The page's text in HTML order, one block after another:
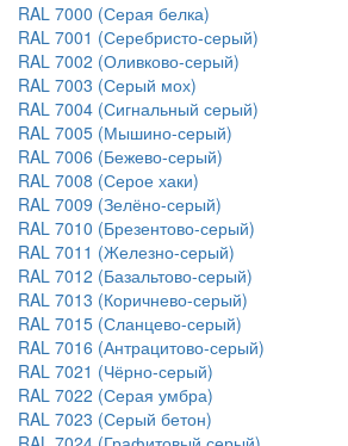
RAL 7000 (Серая белка)
RAL 7001 (Серебристо-серый)
RAL 7002 (Оливково-серый)
RAL 7003 (Серый мох)
RAL 7004 (Сигнальный серый)
RAL 7005 (Мышино-серый)
RAL 7006 (Бежево-серый)
RAL 7008 (Серое хаки)
RAL 7009 (Зелёно-серый)
RAL 7010 (Брезентово-серый)
RAL 7011 (Железно-серый)
RAL 7012 (Базальтово-серый)
RAL 7013 (Коричнево-серый)
RAL 7015 (Сланцево-серый)
RAL 7016 (Антрацитово-серый)
RAL 7021 (Чёрно-серый)
RAL 7022 (Серая умбра)
RAL 7023 (Серый бетон)